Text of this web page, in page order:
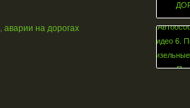
аварии на дорогах